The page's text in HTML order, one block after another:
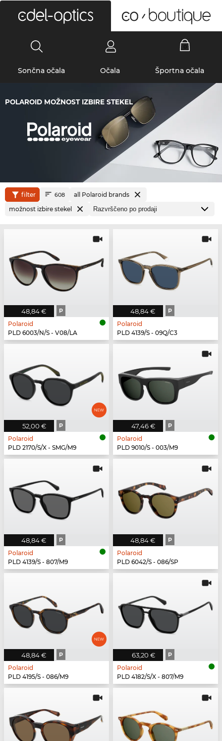
Sončna očala Očala Športna očala
POLAROID MOŽNOST IZBIRE STEKEL
filter 608
all Polaroid brands
možnost izbire stekel
48,84 € P
Polaroid
PLD 6003/N/S - V08/LA
48,84 € P
Polaroid
PLD 4139/S - 09Q/C3
52,00 € P
Polaroid
PLD 2170/S/X - SMG/M9
47,46 € P
Polaroid
PLD 9010/S - 003/M9
48,84 € P
Polaroid
PLD 4139/S - 807/M9
48,84 € P
Polaroid
PLD 6042/S - 086/SP
48,84 € P
Polaroid
PLD 4195/S - 086/M9
63,20 € P
Polaroid
PLD 4182/S/X - 807/M9